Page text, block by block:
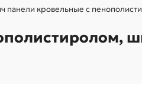
панели кровельные с